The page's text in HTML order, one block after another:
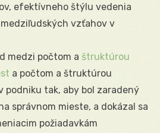
efektívneho štýlu vedenia
vzťahov v
medzi počtom a štruktúrou
a počtom a štruktúrou
podniku tak, aby bol zaradený
správnom mieste, a dokázal sa
požiadavkám